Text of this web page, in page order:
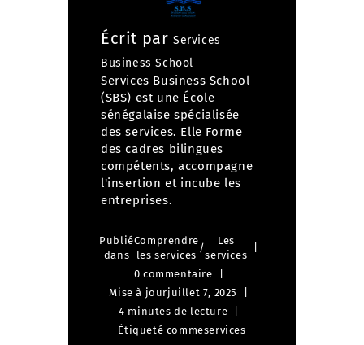
Écrit par Services
Business School
Services Business School
(SBS) est une École
sénégalaise spécialisée
des services. Elle Forme
des cadres bilingues
compétents, accompagne
l'insertion et incube les
entreprises.
Publié
dans
Comprendre
les services
/
Les
services
0 commentaire
Mise à jourjuillet 7, 2025
4 minutes de lecture
Étiqueté commeservices